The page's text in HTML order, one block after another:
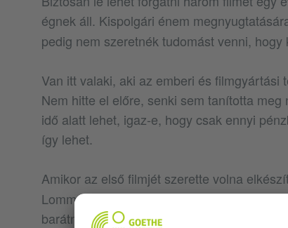
égnek áll. Kispolgári énem
pedig nem szeretnék tudomást venni,
Van itt valaki, aki az emberi és
Nem hitte el előre, senki sem tanította
idő alatt lehet, igaz-e, hogy csak ennyi
így lehet.
Amikor az első filmjét szerette volna
Lommelt nézte ki a főszerepre, aki éppen
barátnőjével el is mentek Hamburgba,